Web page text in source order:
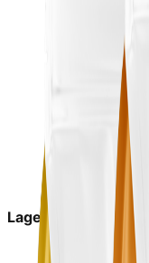
Lagerstatus: På lager